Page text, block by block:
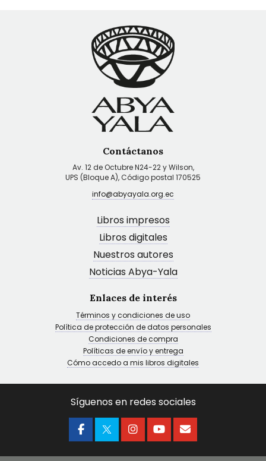
Contáctanos
Av. 12 de Octubre N24-22 y Wilson,
UPS (Bloque A), Código postal 170525
info@abyayala.org.ec
Libros impresos
Libros digitales
Nuestros autores
Noticias Abya-Yala
Enlaces de interés
Términos y condiciones de uso
Política de protección de datos personales
Condiciones de compra
Políticas de envío y entrega
Cómo accedo a mis libros digitales
Síguenos en redes sociales